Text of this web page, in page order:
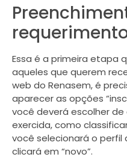
Essa é a primeira etapa
aqueles que querem
web do Renasem, é
aparecer as opções
você deverá escolher
exercida, como
você selecionará o perfil
clicará em “novo”.